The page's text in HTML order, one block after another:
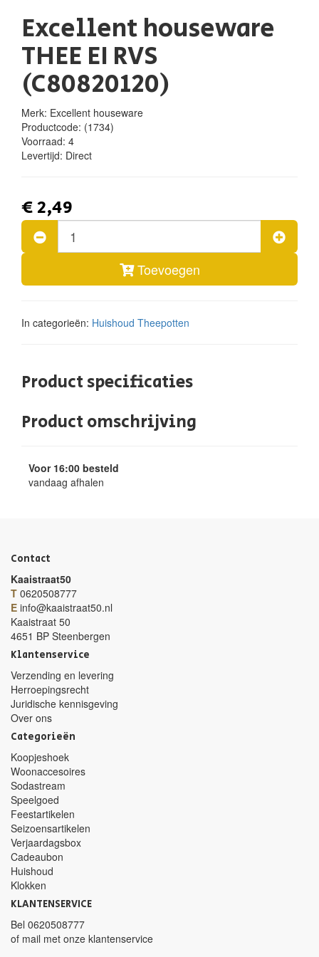
Excellent houseware
THEE EI RVS
(C80820120)
Merk: Excellent houseware
Productcode: (1734)
Voorraad: 4
Levertijd: Direct
€ 2,49
Toevoegen
In categorieën: Huishoud Theepotten
Product specificaties
Product omschrijving
Voor 16:00 besteld
vandaag afhalen
Contact
Kaaistraat50
T 0620508777
E info@kaaistraat50.nl
Kaaistraat 50
4651 BP Steenbergen
Klantenservice
Verzending en levering
Herroepingsrecht
Juridische kennisgeving
Over ons
Categorieën
Koopjeshoek
Woonaccesoires
Sodastream
Speelgoed
Feestartikelen
Seizoensartikelen
Verjaardagsbox
Cadeaubon
Huishoud
Klokken
KLANTENSERVICE
Bel 0620508777
of mail met onze klantenservice